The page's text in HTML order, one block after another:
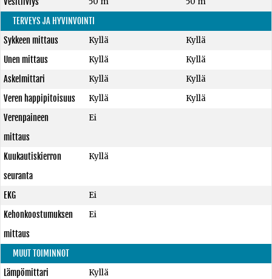
TERVEYS JA HYVINVOINTI
Sykkeen mittaus
Kyllä
Kyllä
Unen mittaus
Kyllä
Kyllä
Askelmittari
Kyllä
Kyllä
Veren happipitoisuus
Kyllä
Kyllä
Verenpaineen
mittaus
Ei
Kuukautiskierron
seuranta
Kyllä
EKG
Ei
Kehonkoostumuksen
mittaus
Ei
MUUT TOIMINNOT
Lämpömittari
Kyllä